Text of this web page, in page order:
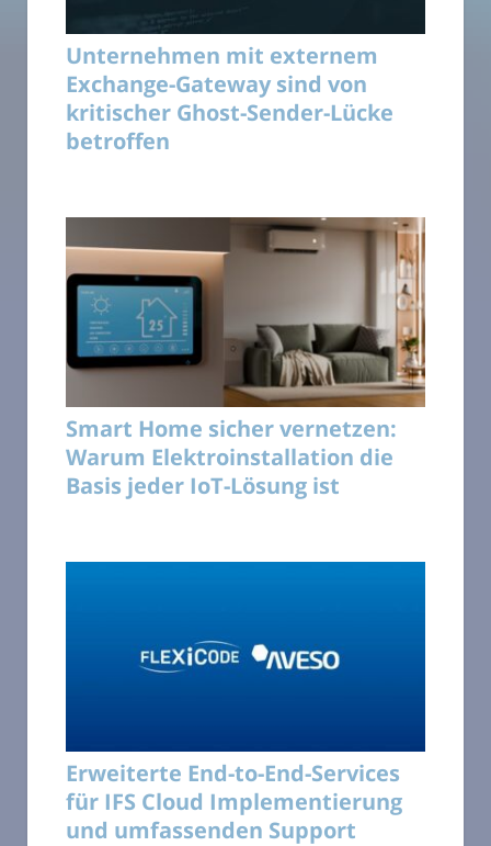
Unternehmen mit externem
Exchange-Gateway sind von
kritischer Ghost-Sender-Lücke
betroffen
Smart Home sicher vernetzen:
Warum Elektroinstallation die
Basis jeder IoT-Lösung ist
Erweiterte End-to-End-Services
für IFS Cloud Implementierung
und umfassenden Support